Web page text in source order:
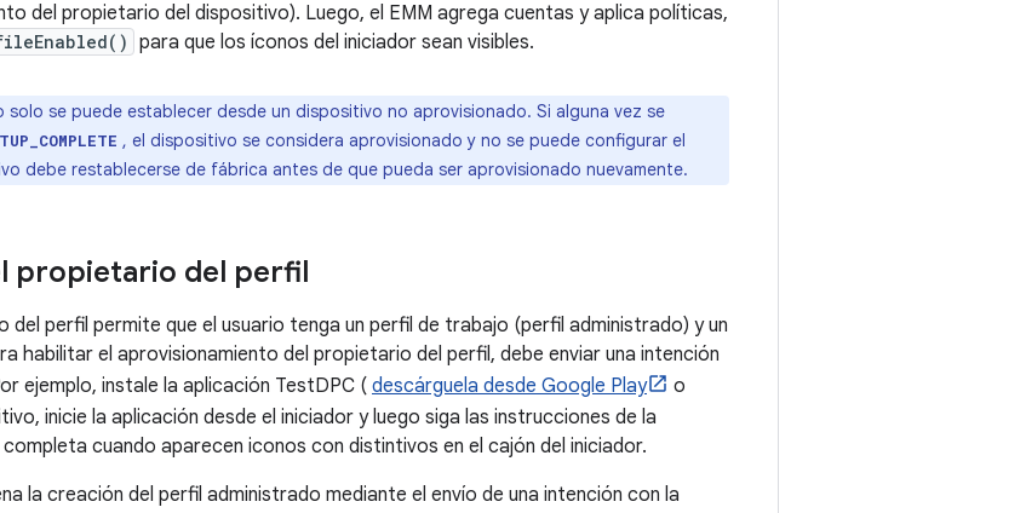
del propietario del dispositivo). Luego, el EMM agrega cuentas y aplica políticas,
para que los íconos del iniciador sean visibles.
se puede establecer desde un dispositivo no aprovisionado. Si alguna vez se
, el dispositivo se considera aprovisionado y no se puede configurar el
debe restablecerse de fábrica antes de que pueda ser aprovisionado nuevamente.
propietario del perfil
del perfil permite que el usuario tenga un perfil de trabajo (perfil administrado) y un
habilitar el aprovisionamiento del propietario del perfil, debe enviar una intención
ejemplo, instale la aplicación TestDPC ( descárguela desde Google Play
o
inicie la aplicación desde el iniciador y luego siga las instrucciones de la
cuando aparecen iconos con distintivos en el cajón del iniciador.
la creación del perfil administrado mediante el envío de una intención con la